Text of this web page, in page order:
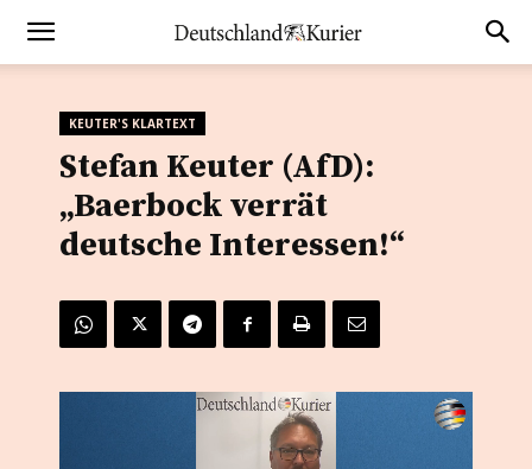
KEUTER'S KLARTEXT
Stefan Keuter (AfD):
„Baerbock verrät
deutsche Interessen!“